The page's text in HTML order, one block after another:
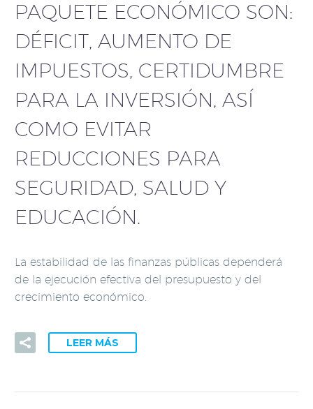
PAQUETE ECONÓMICO SON:
DÉFICIT, AUMENTO DE
IMPUESTOS, CERTIDUMBRE
PARA LA INVERSIÓN, ASÍ
COMO EVITAR
REDUCCIONES PARA
SEGURIDAD, SALUD Y
EDUCACIÓN.
La estabilidad de las finanzas públicas dependerá
de la ejecución efectiva del presupuesto y del
crecimiento económico.
LEER MÁS